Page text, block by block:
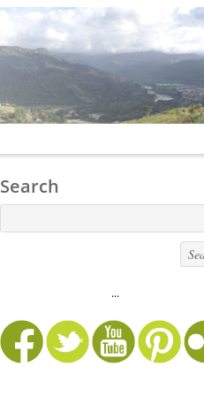
Search
...